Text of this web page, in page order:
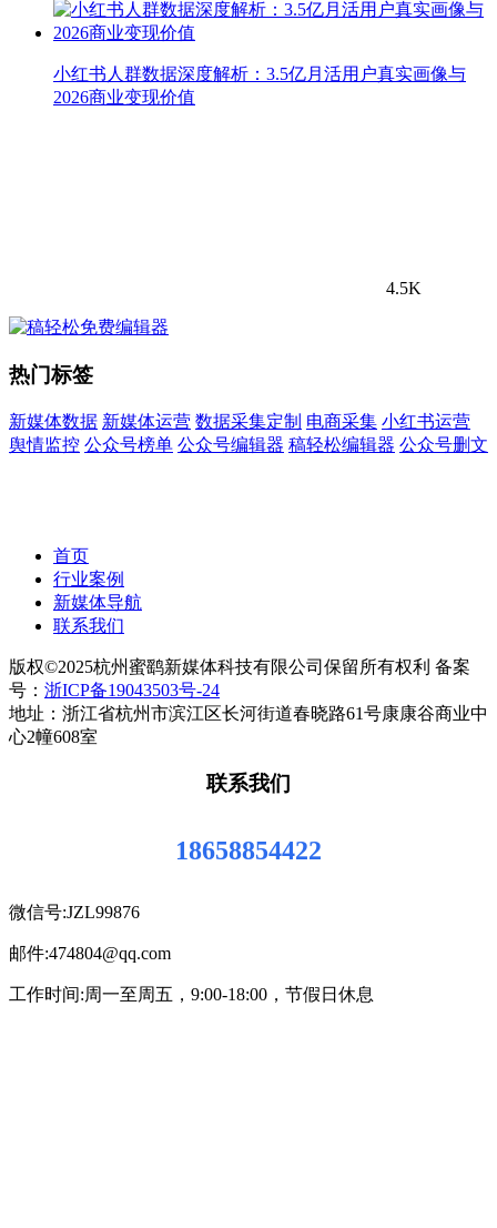
小红书人群数据深度解析：3.5亿月活用户真实画像与
2026商业变现价值
4.5K
热门标签
新媒体数据 新媒体运营 数据采集定制 电商采集 小红书运营
舆情监控 公众号榜单 公众号编辑器 稿轻松编辑器 公众号删文
首页
行业案例
新媒体导航
联系我们
版权©2025杭州蜜鹞新媒体科技有限公司保留所有权利 备案
号： 浙ICP备19043503号-24
地址：浙江省杭州市滨江区长河街道春晓路61号康康谷商业中
心2幢608室
联系我们
18658854422
微信号:JZL99876
邮件:474804@qq.com
工作时间:周一至周五，9:00-18:00，节假日休息